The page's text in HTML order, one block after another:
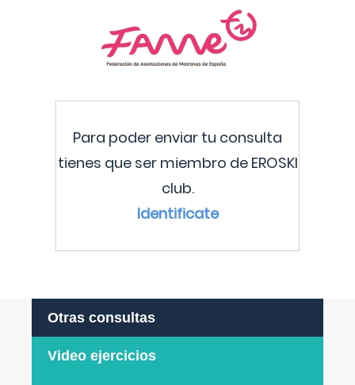
Para poder enviar tu consulta
tienes que ser miembro de EROSKI
club.
Identificate
Otras consultas
Video ejercicios